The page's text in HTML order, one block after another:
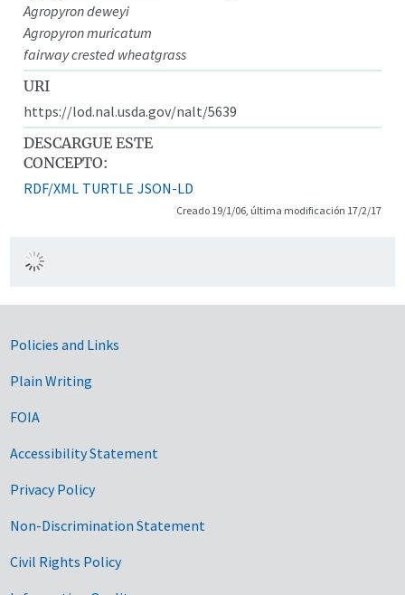
Agropyron deweyi
Agropyron muricatum
fairway crested wheatgrass
URI
https://lod.nal.usda.gov/nalt/5639
DESCARGUE ESTE
CONCEPTO:
RDF/XML TURTLE JSON-LD
Creado 19/1/06, última modificación 17/2/17
Government Links
Policies and Links
Plain Writing
FOIA
Accessibility Statement
Privacy Policy
Non-Discrimination Statement
Civil Rights Policy